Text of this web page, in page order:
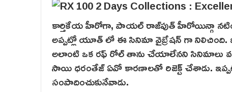
కార్తికేయ హీరోగా, పాయల్ రాజ్‌పుత్ హీరోయిన్గా
అప్పట్లో యూత్ లో ఈ సినిమా వైబ్రేషన్ గా
అలాంటి ఒక రఫ్ రోల్ తాను చేయాలేన‌ని సినిమాలు
సాయి ధరంతేజ్ ఏవో కారణాలతో రిజెక్ట్ చేశాడు.
సంపాదించుకునేవాడు.